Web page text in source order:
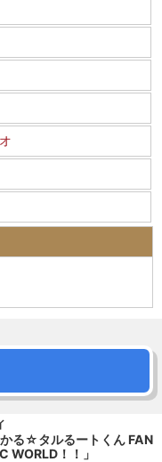
かる☆タルるートくん FAN
WORLD！！」